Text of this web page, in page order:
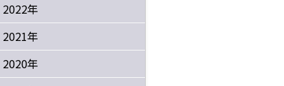
2022年
2021年
2020年